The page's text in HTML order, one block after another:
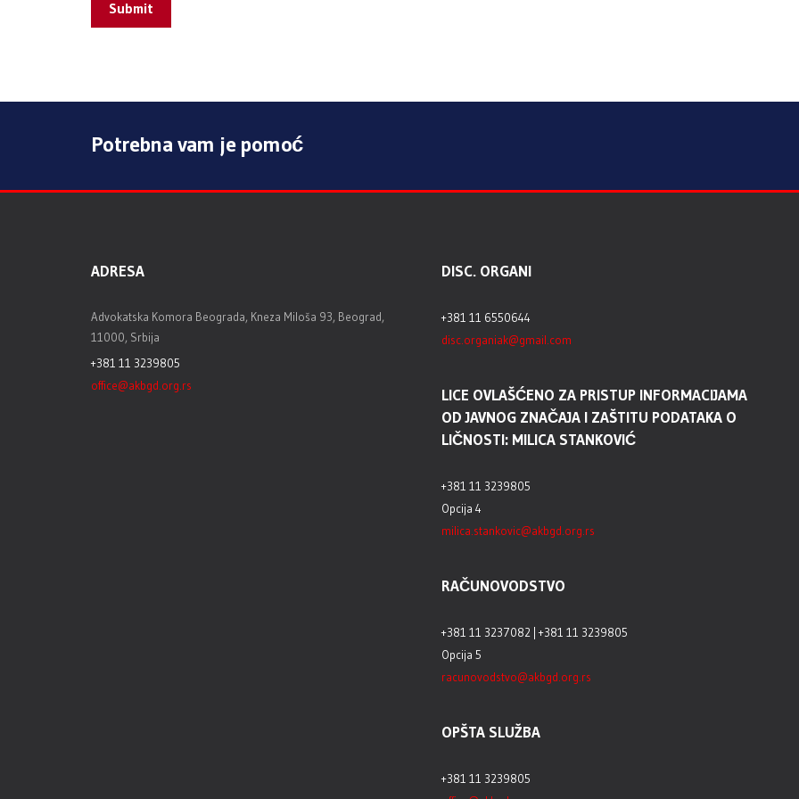
Submit
Potrebna vam je pomoć
ADRESA
Advokatska Komora Beograda, Kneza Miloša 93, Beograd,
11000, Srbija
+381 11 3239805
office@akbgd.org.rs
DISC. ORGANI
+381 11 6550644
disc.organiak@gmail.com
LICE OVLAŠĆENO ZA PRISTUP INFORMACIJAMA
OD JAVNOG ZNAČAJA I ZAŠTITU PODATAKA O
LIČNOSTI: MILICA STANKOVIĆ
+381 11 3239805
Opcija 4
milica.stankovic@akbgd.org.rs
RAČUNOVODSTVO
+381 11 3237082 | +381 11 3239805
Opcija 5
racunovodstvo@akbgd.org.rs
OPŠTA SLUŽBA
+381 11 3239805